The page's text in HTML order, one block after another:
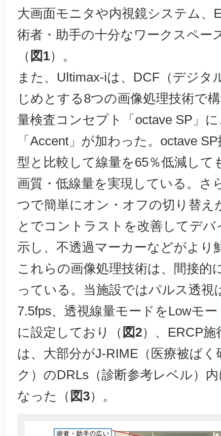
大画面モニタや内視鏡システム、
術者・助手の十分なワークスペー
（ 図1）。
また、Ultimax-iは、DCF（デジタ
じめとする8つの画像処理技術で
量検査コンセプト「octave SP」
「Accent」が加わった。octave
型と比較して線量を65％低減して
画質・低線量を実現している。さ
つで簡単にオン・オフの切り替え
とでコントラストを改善してデ
示し、不透過マーカーなどがより
これらの画像処理技術は、間接的
っている。当施設ではパルス透視
7.5fps、透視線量モードをLowモ
に設定しており（ 図2）、ERCP
は、大部分がJ-RIME（医療被ば
ク）のDRLs（診断参考レベル）
なった（ 図3）。